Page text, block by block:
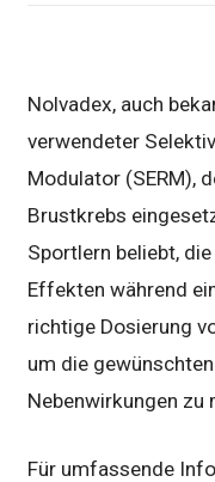
Nolvadex, auch
verwendeter
Modulator (SERM),
Brustkrebs
Sportlern beliebt,
Effekten während
richtige Dosierung
um die
Nebenwirkungen zu
Für umfassende